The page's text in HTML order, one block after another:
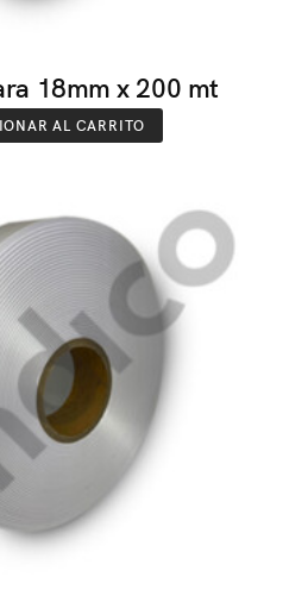
18mm x 200 mt
AL CARRITO